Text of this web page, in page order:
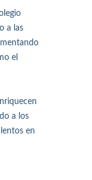
a las
el
a los
en